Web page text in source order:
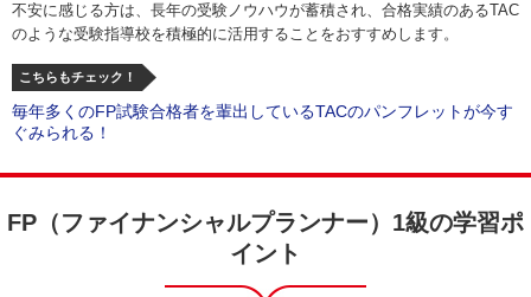
不安に感じる方は、長年の受験ノウハウが蓄積され、合格実績のあるTAC
のような受験指導校を積極的に活用することをおすすめします。
こちらもチェック！
毎年多くのFP試験合格者を輩出しているTACのパンフレットが今す
ぐみられる！
FP（ファイナンシャルプランナー）1級の学習ポ
イント